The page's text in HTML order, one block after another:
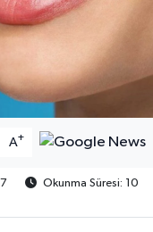
A+
7
Okunma Süresi: 10